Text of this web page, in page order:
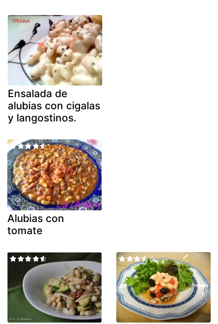
Ensalada de
alubias con cigalas
y langostinos.
Alubias con
tomate